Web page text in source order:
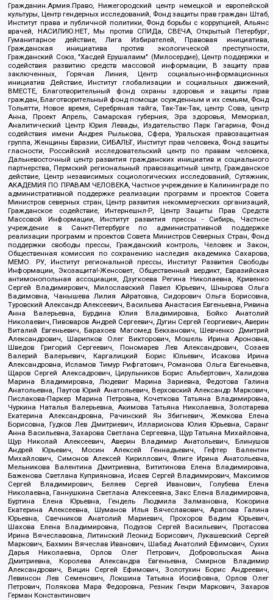
Гражданин.Армия.Право, Нижегородский центр немецкой и европейской
культуры, Центр гендерных исследований, Фонд защиты прав граждан Штаб,
Институт права и публичной политики, Фонд борьбы с коррупцией, Альянс
врачей, НАСИЛИЮ.НЕТ, Мы против СПИДа, СВЕЧА, Открытый Петербург,
Гуманитарное действие, Лига Избирателей, Правовая инициатива,
Гражданская инициатива против экологической преступности,
Гражданский Союз, "Хасдей Ерушалаим" (Милосердие), Центр поддержки и
содействия развитию средств массовой информации, В защиту прав
заключенных, Горячая Линия, Центр социально-информационных
инициатив Действие, Институт глобализации и социальных движений,
ВМЕСТЕ, Благотворительный фонд охраны здоровья и защиты прав
граждан, Благотворительный фонд помощи осужденным и их семьям, Фонд
Тольятти, Новое время, Серебряная тайга, Так-Так-Так, центр Сова, центр
Анна, Проект Апрель, Самарская губерния, Эра здоровья, Мемориал,
Аналитический Центр Юрия Левады, Издательство Парк Гагарина, Фонд
содействия имени Андрея Рылькова, Сфера, Уральская правозащитная
группа, Женщины Евразии, СИБАЛЬТ, Институт прав человека, Фонд защиты
гласности, Российский исследовательский центр по правам человека,
Дальневосточный центр развития гражданских инициатив и социального
партнерства, Пермский региональный правозащитный центр, Гражданское
действие, Центр независимых социологических исследований, Сутяжник,
АКАДЕМИЯ ПО ПРАВАМ ЧЕЛОВЕКА, Частное учреждение в Калининграде по
административной поддержке реализации программ и проектов Совета
Министров северных стран, Центр развития некоммерческих организаций,
Гражданское содействие, Интернешнл-Р, Центр Защиты Прав Средств
Массовой Информации, Институт развития прессы - Сибирь, Частное
учреждение в Санкт-Петербурге по административной поддержке
реализации программ и проектов Совета Министров Северных Стран, Фонд
поддержки свободы прессы, Гражданский контроль, Человек и Закон,
Общественная комиссия по сохранению наследия академика Сахарова,
МЕМО. РУ, Институт региональной прессы, Институт Развития Свободы
Информации, Экозащита!-Женсовет, Общественный вердикт, Евразийская
антимонопольная ассоциация, Дзугкоева Регина Николаевна, Кривенко
Сергей Владимирович, Милославский Павел Юрьевич, Шнырова Ольга
Вадимовна, Чанышева Лилия Айратовна, Сидорович Ольга Борисовна,
Туровский Александр Алексеевич, Васильева Анастасия Евгеньевна, Ривина
Анна Валерьевна, Бурдина Юлия Владимировна, Бойко Анатолий
Николаевич, Пивоваров Андрей Сергеевич, Дугин Сергей Георгиевич, Аверин
Виталий Евгеньевич, Барахоев Магомед Бекханович, Шевченко Дмитрий
Александрович, Шарипков Олег Викторович, Мошель Ирина Ароновна,
Шведов Григорий Сергеевич, Пономарев Лев Александрович, Созаев
Валерий Валерьевич, Каргалицкий Борис Юльевич, Исакова Ирина
Александровна, Исламов Тимур Рифгатович, Романова Ольга Евгеньевна,
Щаров Сергей Алексадрович, Цирульников Борис Альбертович, Халидова
Марина Владимировна, Людевиг Марина Зариевна, Федотова Галина
Анатольевна, Паутов Юрий Анатольевич, Верховский Александр Маркович,
Пислакова-Паркер Марина Петровна, Кочеткова Татьяна Владимировна,
Чуркина Наталья Валерьевна, Акимова Татьяна Николаевна, Золотарева
Екатерина Александровна, Рачинский Ян Збигневич, Жемкова Елена
Борисовна, Гудков Лев Дмитриевич, Илларионова Юлия Юрьевна, Саранг
Анна Васильевна, Захарова Светлана Сергеевна, Щур Татьяна Михайловна,
Щур Николай Алексеевич, Аверин Владимир Анатольевич, Блинушов
Андрей Юрьевич, Мосин Алексей Геннадьевич, Гефтер Валентин
Михайлович, Симонов Алексей Кириллович, Флиге Ирина Анатольевна,
Мельникова Валентина Дмитриевна, Вититинова Елена Владимировна,
Баженова Светлана Куприяновна, Исаев Сергей Владимирович, Максимов
Сергей Владимирович, Беляев Сергей Иванович, Голубева Елена
Николаевна, Ганнушкина Светлана Алексеевна, Закс Елена Владимировна,
Буртина Елена Юрьевна, Гендель Людмила Залмановна, Кокорина
Екатерина Алексеевна, Шуманов Илья Вячеславович, Арапова Галина
Юрьевна, Свечников Анатолий Мариевич, Прохоров Вадим Юрьевич,
Шахова Елена Владимировна, Подузов Сергей Васильевич, Протасова
Ирина Вячеславовна, Литинский Леонид Борисович, Лукашевский Сергей
Маркович, Бахмин Вячеслав Иванович, Шабад Анатолий Ефимович, Сухих
Дарья Николаевна, Орлов Олег Петрович, Добровольская Анна
Дмитриевна, Королева Александра Евгеньевна, Смирнов Владимир
Александрович, Вицин Сергей Ефимович, Золотухин Борис Андреевич,
Левинсон Лев Семенович, Локшина Татьяна Иосифовна, Орлов Олег
Петрович, Полякова Мара Федоровна, Резник Генри Маркович, Захаров
Герман Константинович